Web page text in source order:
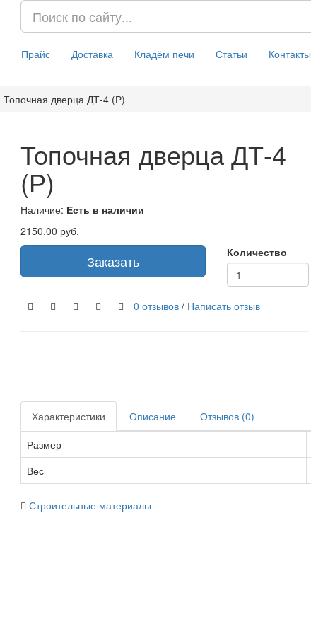
Прайс Доставка Кладём печи Статьи Контакты
Топочная дверца ДТ-4 (Р)
Топочная дверца ДТ-4
(Р)
Наличие: Есть в наличии
2150.00 руб.
Заказать Количество
0 отзывов/ Написать отзыв
Характеристики Описание
Отзывов (0)
Размер
Вес
Строительные материалы